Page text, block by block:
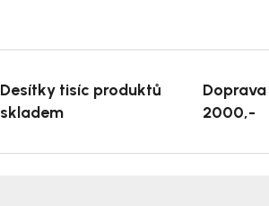
Desítky tisíc produktů
skladem
2000,-